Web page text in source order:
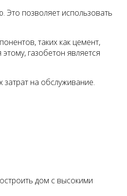
Это позволяет использовать
таких как цемент,
газобетон является
на обслуживание.
дом с высокими